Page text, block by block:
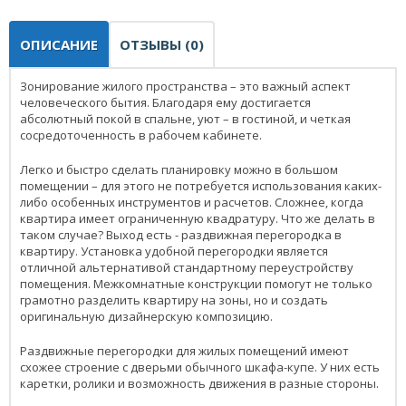
ОПИСАНИЕ ОТЗЫВЫ (0)
Зонирование жилого пространства – это важный аспект
человеческого бытия. Благодаря ему достигается
абсолютный покой в спальне, уют – в гостиной, и четкая
сосредоточенность в рабочем кабинете.
Легко и быстро сделать планировку можно в большом
помещении – для этого не потребуется использования каких-
либо особенных инструментов и расчетов. Сложнее, когда
квартира имеет ограниченную квадратуру. Что же делать в
таком случае? Выход есть - раздвижная перегородка в
квартиру. Установка удобной перегородки является
отличной альтернативой стандартному переустройству
помещения. Межкомнатные конструкции помогут не только
грамотно разделить квартиру на зоны, но и создать
оригинальную дизайнерскую композицию.
Раздвижные перегородки для жилых помещений имеют
схожее строение с дверьми обычного шкафа-купе. У них есть
каретки, ролики и возможность движения в разные стороны.